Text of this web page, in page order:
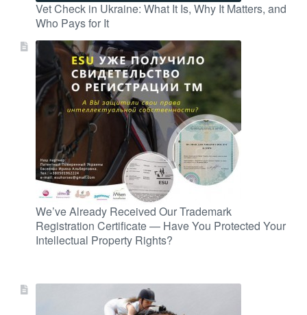
Vet Check in Ukraine: What It Is, Why It Matters, and
Who Pays for It
We’ve Already Received Our Trademark
Registration Certificate — Have You Protected Your
Intellectual Property Rights?